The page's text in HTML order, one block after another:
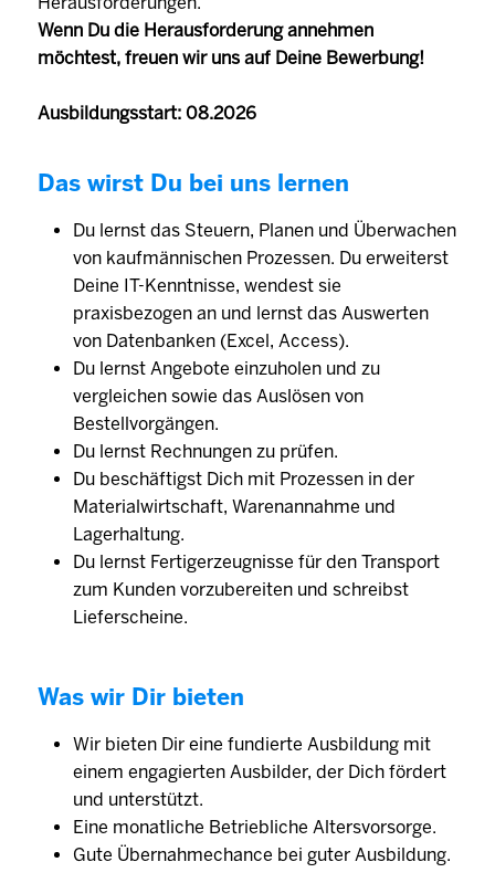
Wenn Du die Herausforderung annehmen
möchtest, freuen wir uns auf Deine Bewerbung!
Ausbildungsstart: 08.2026
Das wirst Du bei uns lernen
Du lernst das Steuern, Planen und Überwachen
von kaufmännischen Prozessen. Du erweiterst
Deine IT-Kenntnisse, wendest sie
praxisbezogen an und lernst das Auswerten
von Datenbanken (Excel, Access).
Du lernst Angebote einzuholen und zu
vergleichen sowie das Auslösen von
Bestellvorgängen.
Du lernst Rechnungen zu prüfen.
Du beschäftigst Dich mit Prozessen in der
Materialwirtschaft, Warenannahme und
Lagerhaltung.
Du lernst Fertigerzeugnisse für den Transport
zum Kunden vorzubereiten und schreibst
Lieferscheine.
Was wir Dir bieten
Wir bieten Dir eine fundierte Ausbildung mit
einem engagierten Ausbilder, der Dich fördert
und unterstützt.
Eine monatliche Betriebliche Altersvorsorge.
Gute Übernahmechance bei guter Ausbildung.